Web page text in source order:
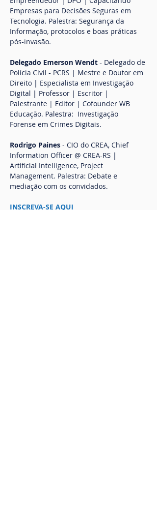
Empresas para Decisões Seguras em
Tecnologia. Palestra: Segurança da
Informação, protocolos e boas práticas
pós-invasão.
Delegado Emerson Wendt - Delegado de
Polícia Civil - PCRS | Mestre e Doutor em
Direito | Especialista em Investigação
Digital | Professor | Escritor |
Palestrante | Editor | Cofounder WB
Educação. Palestra:  Investigação
Forense em Crimes Digitais.
Rodrigo Paines - CIO do CREA, Chief
Information Officer @ CREA-RS |
Artificial Intelligence, Project
Management. Palestra: Debate e
mediação com os convidados.
INSCREVA-SE AQUI